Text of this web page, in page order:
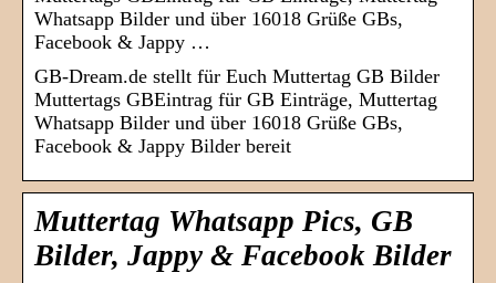
Whatsapp Bilder und über 16018 Grüße GBs,
Facebook & Jappy …
GB-Dream.de stellt für Euch Muttertag GB Bilder
Muttertags GBEintrag für GB Einträge, Muttertag
Whatsapp Bilder und über 16018 Grüße GBs,
Facebook & Jappy Bilder bereit
Muttertag Whatsapp Pics, GB
Bilder, Jappy & Facebook Bilder